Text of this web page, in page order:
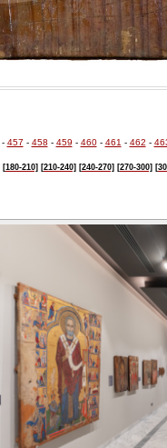
- 457 - 458 - 459 - 460- 461 - 462 -
[180-210] [210-240] [240-270] [270-300]